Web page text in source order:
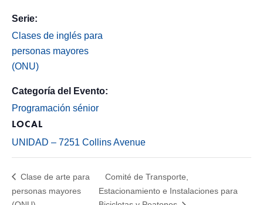
Serie:
Clases de inglés para
personas mayores
(ONU)
Categoría del Evento:
Programación sénior
LOCAL
UNIDAD – 7251 Collins Avenue
Clase de arte para
personas mayores
Comité de Transporte,
Estacionamiento e Instalaciones para